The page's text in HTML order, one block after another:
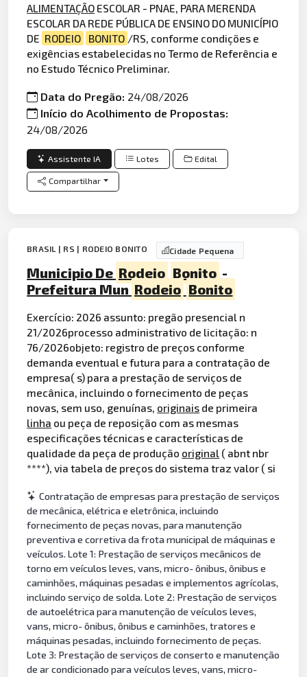
ALIMENTAÇÃO ESCOLAR - PNAE, PARA MERENDA
ESCOLAR DA REDE PÚBLICA DE ENSINO DO MUNICÍPIO
DE RODEIO BONITO /RS, conforme condições e
exigências estabelecidas no Termo de Referência e
no Estudo Técnico Preliminar.
Data do Pregão: 24/08/2026
Início do Acolhimento de Propostas:
24/08/2026
Assistente IA Lotes Edital
Compartilhar
BRASIL | RS | RODEIO BONITO Cidade Pequena
Municipio De Rodeio Bonito -
Prefeitura MunRodeio Bonito
Exercício: 2026 assunto: pregão presencial n
21/2026processo administrativo de licitação: n
76/2026objeto: registro de preços conforme
demanda eventual e futura para a contratação de
empresa( s) para a prestação de serviços de
mecânica, incluindo o fornecimento de peças
novas, sem uso, genuínas, originais de primeira
linha ou peça de reposição com as mesmas
especificações técnicas e características de
qualidade da peça de produção original ( abnt nbr
****), via tabela de preços do sistema traz valor ( si
Contratação de empresas para prestação de serviços
de mecânica, elétrica e eletrônica, incluindo
fornecimento de peças novas, para manutenção
preventiva e corretiva da frota municipal de máquinas e
veículos. Lote 1: Prestação de serviços mecânicos de
torno em veículos leves, vans, micro- ônibus, ônibus e
caminhões, máquinas pesadas e implementos agrícolas,
incluindo serviço de solda. Lote 2: Prestação de serviços
de autoelétrica para manutenção de veículos leves,
vans, micro- ônibus, ônibus e caminhões, tratores e
máquinas pesadas, incluindo fornecimento de peças.
Lote 3: Prestação de serviços de conserto e manutenção
de ar condicionado para veículos leves, vans, micro-